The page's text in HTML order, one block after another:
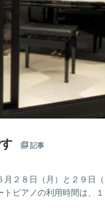
記事
２８日（月）と２９日
ピアノの利用時間は、１